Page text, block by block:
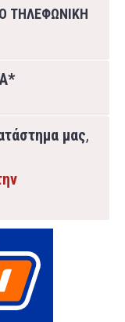
ΤΗΛΕΦΩΝΙΚΗ
μας,